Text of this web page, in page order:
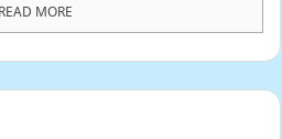
READ MORE